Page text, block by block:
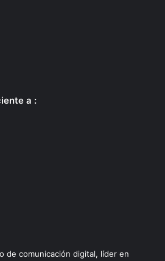
a :
de comunicación digital, líder en